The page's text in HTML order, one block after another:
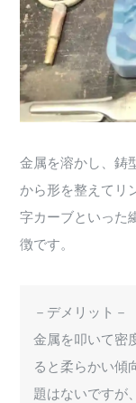
金属を溶かし、鋳
から形を整えてリ
字カーブといった
徴です。
－デメリット－
金属を叩いて密
ると柔らかい傾
題はないですが